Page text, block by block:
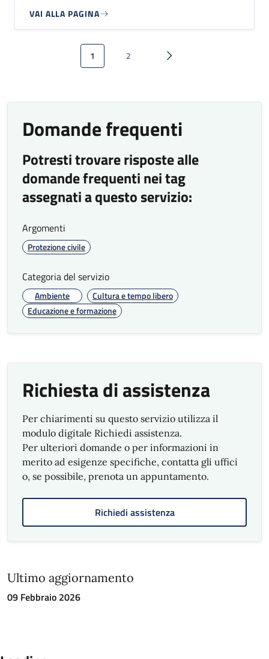
VAI ALLA PAGINA
Paginazione
Pagina attuale
1 Pagina
2 Pagina successiva
Domande frequenti
Potresti trovare risposte alle
domande frequenti nei tag
assegnati a questo servizio:
Argomenti
Protezione civile
Categoria del servizio
Ambiente
Cultura e tempo libero
Educazione e formazione
Richiesta di assistenza
Per chiarimenti su questo servizio utilizza il
modulo digitale Richiedi assistenza.
Per ulteriori domande o per informazioni in
merito ad esigenze specifiche, contatta gli uffici
o, se possibile, prenota un appuntamento.
Richiedi assistenza
Ultimo aggiornamento
09 Febbraio 2026